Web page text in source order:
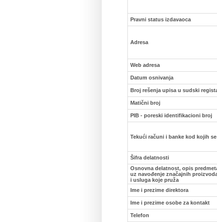
Pravni status izdavaoca
Adresa
Web adresa
Datum osnivanja
Broj rešenja upisa u sudski
Matični broj
PIB - poreski identifikacioni broj
Tekući računi i banke kod kojih
Šifra delatnosti
Osnovna delatnost, opis
uz navođenje značajnih
i usluga koje pruža
Ime i prezime direktora
Ime i prezime osobe za kontakt
Telefon